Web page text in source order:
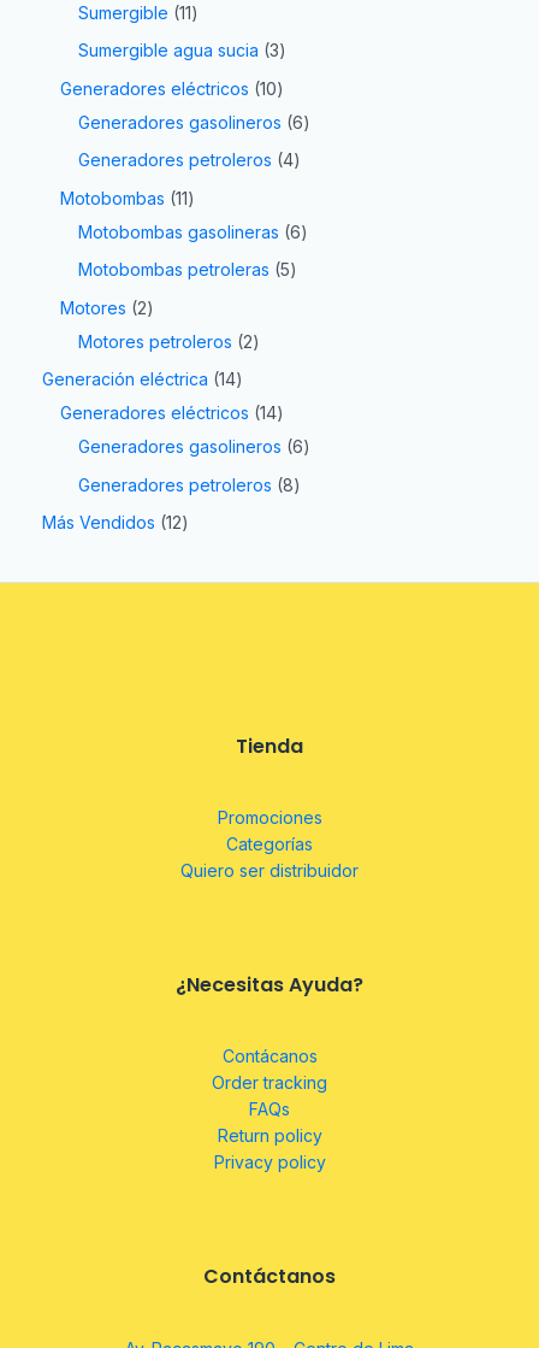
Sumergible 11
Sumergible agua sucia 3
Generadores eléctricos 10
Generadores gasolineros 6
Generadores petroleros 4
Motobombas 11
Motobombas gasolineras 6
Motobombas petroleras 5
Motores
2
Motores petroleros
2
Generación eléctrica 14
Generadores eléctricos 14
Generadores gasolineros 6
Generadores petroleros 8
Más Vendidos 12
Tienda
Promociones
Categorías
Quiero ser distribuidor
¿Necesitas Ayuda?
Contácanos
Order tracking
FAQs
Return policy
Privacy policy
Contáctanos